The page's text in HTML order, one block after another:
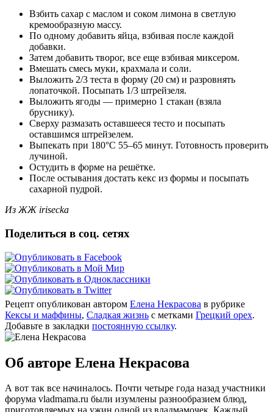
Взбить сахар с маслом и соком лимона в светлую
кремообразную массу.
По одному добавить яйца, взбивая после каждой
добавки.
Затем добавить творог, все еще взбивая миксером.
Вмешать смесь муки, крахмала и соли.
Выложить 2/3 теста в форму (20 см) и разровнять
лопаточкой. Посыпать 1/3 штрейзеля.
Выложить ягоды — примерно 1 стакан (взяла
бруснику).
Сверху размазать оставшееся тесто и посыпать
оставшимся штрейзелем.
Выпекать при 180°С 55–65 минут. Готовность проверить
лучиной.
Остудить в форме на решётке.
После остывания достать кекс из формы и посыпать
сахарной пудрой.
Из ЖЖ irisecka
Поделиться в соц. сетях
Рецепт опубликован автором Елена Некрасова в рубрике
Кексы и маффины, Сладкая жизнь с метками Грецкий орех.
Добавьте в закладки постоянную ссылку.
Об авторе Елена Некрасова
А вот так все начиналось. Почти четыре года назад участники
форума vladmama.ru были изумлены разнообразием блюд,